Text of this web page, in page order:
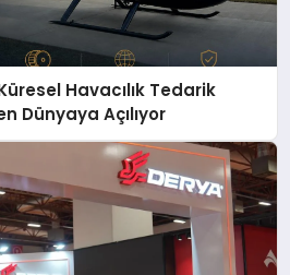
Havacılık Tedarik
Dünyaya Açılıyor